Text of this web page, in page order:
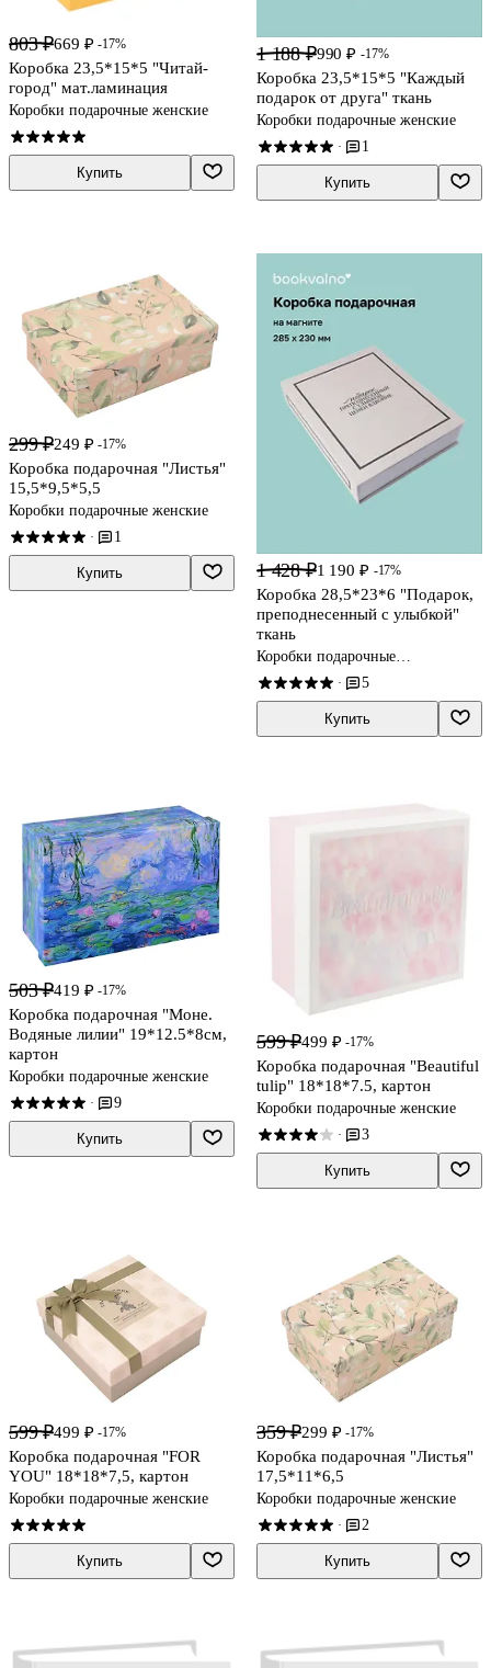
803 ₽669 ₽ -17%
Коробка 23,5*15*5 "Читай-
город" мат.ламинация
Коробки подарочные женские
Купить
1 188 ₽990 ₽ -17%
Коробка 23,5*15*5 "Каждый
подарок от друга" ткань
Коробки подарочные женские
· 1
Купить
299 ₽249 ₽ -17%
Коробка подарочная "Листья"
15,5*9,5*5,5
Коробки подарочные женские
· 1
Купить 1 428 ₽1 190 ₽ -17%
Коробка 28,5*23*6 "Подарок,
преподнесенный с улыбкой"
ткань
Коробки подарочные
универсальные
· 5
Купить
503 ₽419 ₽ -17%
Коробка подарочная "Моне.
Водяные лилии" 19*12.5*8см,
картон
Коробки подарочные женские
· 9
Купить
599 ₽499 ₽ -17%
Коробка подарочная "Beautiful
tulip" 18*18*7.5, картон
Коробки подарочные женские
· 3
Купить
599 ₽499 ₽ -17%
Коробка подарочная "FOR
YOU" 18*18*7,5, картон
Коробки подарочные женские
Купить
359 ₽299 ₽ -17%
Коробка подарочная "Листья"
17,5*11*6,5
Коробки подарочные женские
· 2
Купить